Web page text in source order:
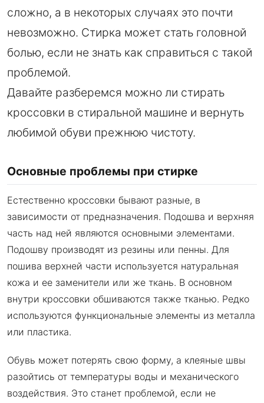
сложно, а в некоторых случаях это почти
невозможно. Стирка может стать головной
болью, если не знать как справиться с такой
проблемой.
Давайте разберемся можно ли стирать
кроссовки в стиральной машине и вернуть
любимой обуви прежнюю чистоту.
Основные проблемы при стирке
Естественно кроссовки бывают разные, в
зависимости от предназначения. Подошва и верхняя
часть над ней являются основными элементами.
Подошву производят из резины или пенны. Для
пошива верхней части используется натуральная
кожа и ее заменители или же ткань. В основном
внутри кроссовки обшиваются также тканью. Редко
используются функциональные элементы из металла
или пластика.
Обувь может потерять свою форму, а клеяные швы
разойтись от температуры воды и механического
воздействия. Это станет проблемой, если не